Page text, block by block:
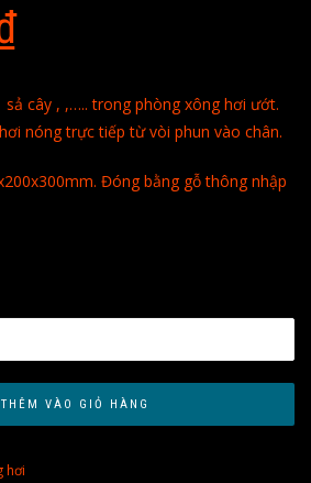
cây , ,….. trong phòng xông hơi ướt.
nóng trực tiếp từ vòi phun vào chân.
Đóng bằng gỗ thông nhập
THÊM VÀO GIỎ HÀNG
hơi